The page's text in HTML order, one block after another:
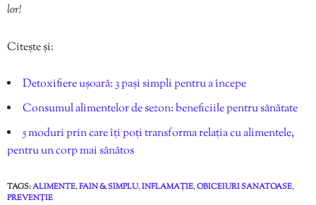
lor!
Citește și:
Detoxifiere ușoară: 3 pași simpli pentru a începe
Consumul alimentelor de sezon: beneficiile pentru sănătate
5 moduri prin care îți poți transforma relația cu alimentele,
pentru un corp mai sănătos
TAGS:ALIMENTE,FAIN & SIMPLU,INFLAMAȚIE,OBICEIURI SANATOASE,
PREVENȚIE